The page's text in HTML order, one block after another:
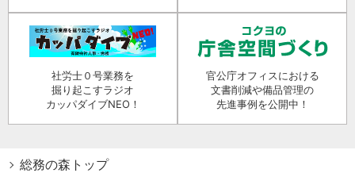
社労士０号業務を
掘り起こすラジオ
カッパダイブNEO！
官公庁オフィスにおける
文書削減や備品管理の
先進事例を公開中！
総務の森トップ